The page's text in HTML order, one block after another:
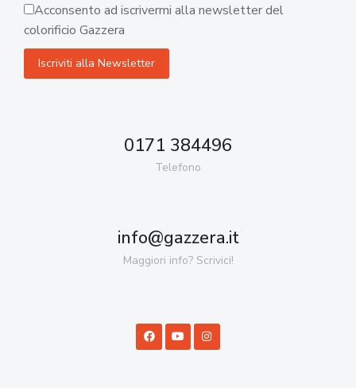
Acconsento ad iscrivermi alla newsletter del
colorificio Gazzera
0171 384496
Telefono
info@gazzera.it
Maggiori info? Scrivici!